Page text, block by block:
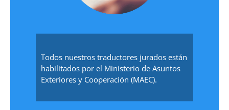
Todos nuestros traductores jurados están
habilitados por el Ministerio de Asuntos
Exteriores y Cooperación (MAEC).